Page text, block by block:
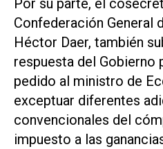
Confederación General
Héctor Daer, también
respuesta del Gobierno
pedido al ministro de
exceptuar diferentes
convencionales del
impuesto a las